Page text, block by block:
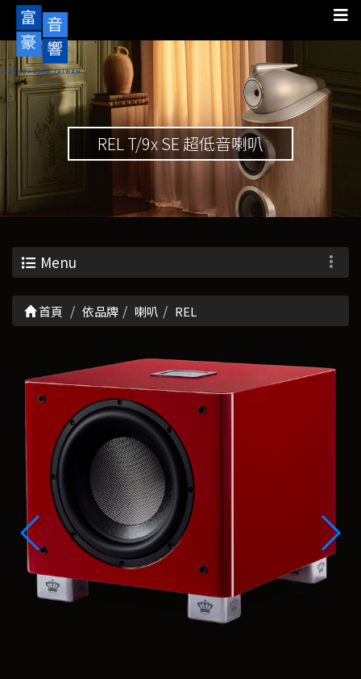
REL T/9x SE 超低音喇叭
Menu
首頁 依品牌 喇叭 REL